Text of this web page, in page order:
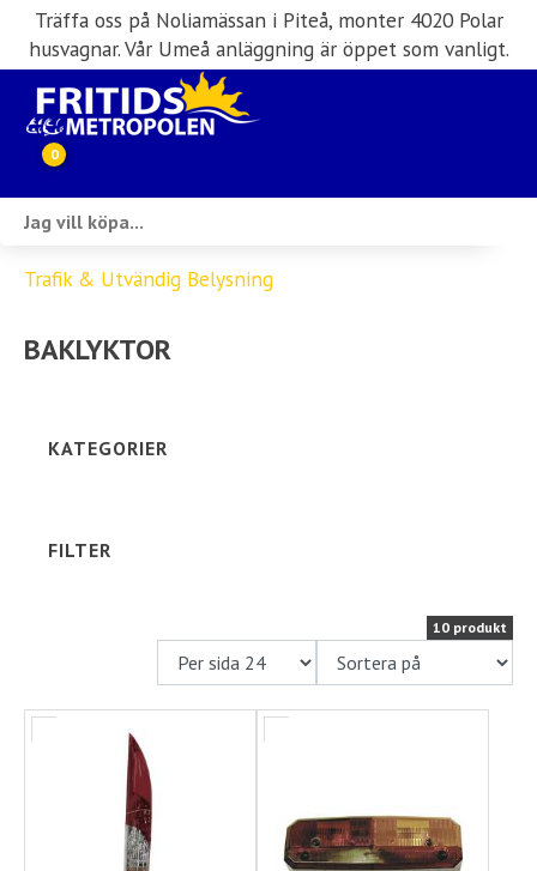
Träffa oss på Noliamässan i Piteå, monter 4020 Polar
husvagnar. Vår Umeå anläggning är öppet som vanligt.
0
Kontakt
Långtidsparkering
Trafik & Utvändig Belysning
BAKLYKTOR
KATEGORIER
FILTER
10 produkt